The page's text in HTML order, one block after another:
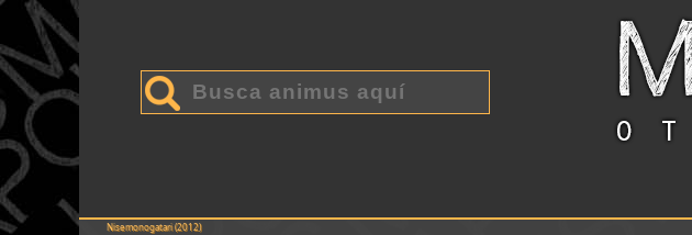
Nisemonogatari (2012)